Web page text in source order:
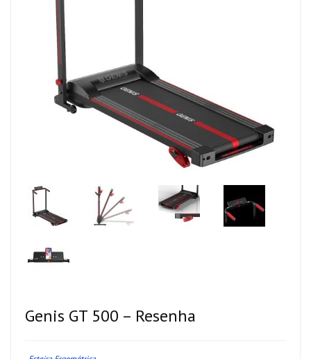
Genis GT 500 – Resenha